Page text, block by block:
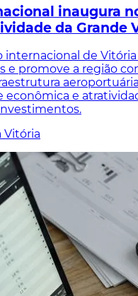
inaugura
da Grande
internacional de
e promove a região
econômica e
Vitória